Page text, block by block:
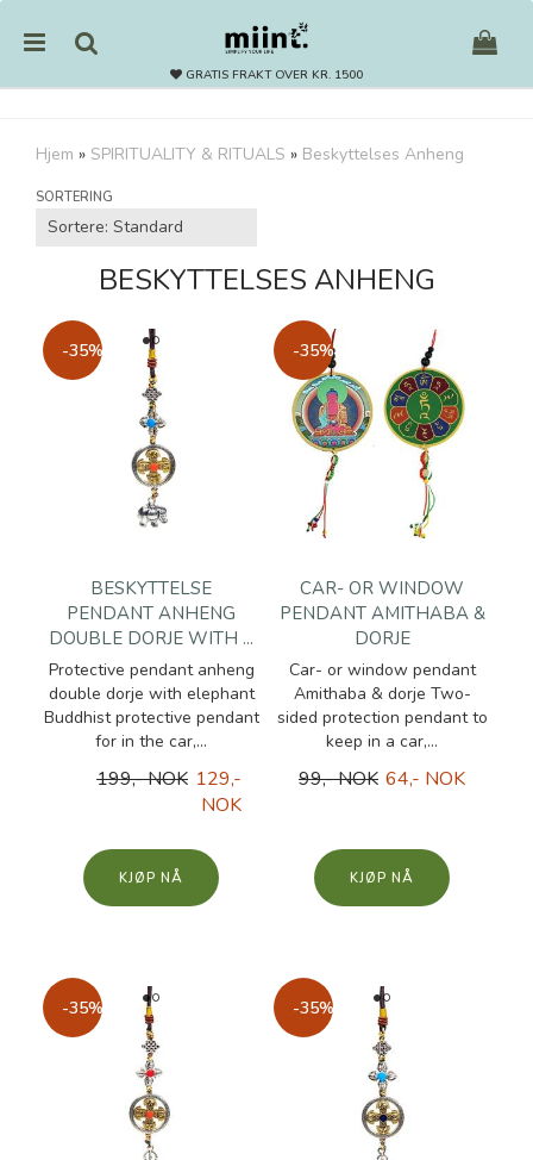
GRATIS FRAKT OVER KR. 1500
Hjem » SPIRITUALITY & RITUALS » Beskyttelses Anheng
SORTERING
BESKYTTELSES ANHENG
-35%
BESKYTTELSE
PENDANT ANHENG
DOUBLE DORJE WITH ...
Protective pendant anheng
double dorje with elephant
Buddhist protective pendant
for in the car,...
199,- NOK 129,-
NOK
KJØP
-35%
CAR- OR WINDOW
PENDANT AMITHABA &
DORJE
Car- or window pendant
Amithaba & dorje Two-
sided protection pendant to
keep in a car,...
99,- NOK 64,- NOK
KJØP
-35% -35%